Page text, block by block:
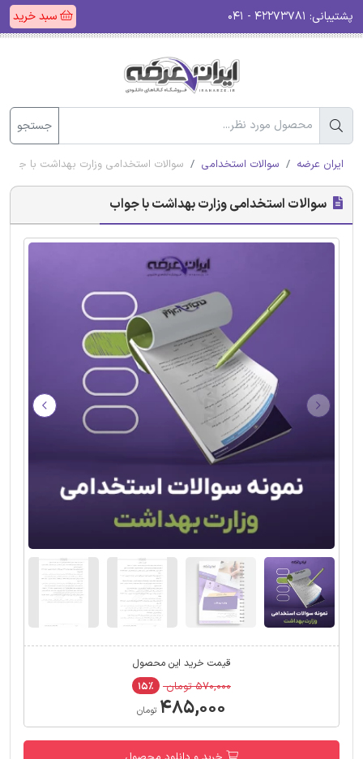
پشتیبانی: سبد خرید
جستجو
ایران عرضه سوالات استخدامی سوالات استخدامی وزارت بهداشت با جواب
سوالات استخدامی وزارت بهداشت با جواب
قیمت خرید این محصول
۵۷۰,۰۰۰ تومان ۱۵٪
۴۸۵,۰۰۰ تومان